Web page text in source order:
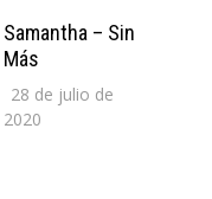
Samantha – Sin
Más
28 de julio de
2020